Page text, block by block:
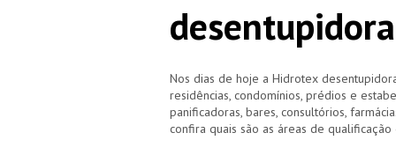
Nos dias de hoje a Hidrotex
residências, condomínios, prédios e
panificadoras, bares, consultórios,
confira quais são as áreas de